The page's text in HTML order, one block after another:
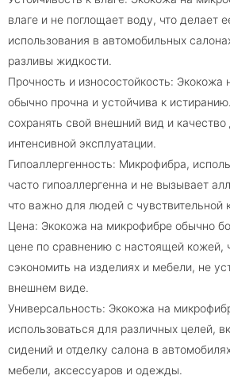
влаге и не поглощает воду, что делает
использования в автомобильных
разливы жидкости.
Прочность и износостойкость: Экокожа
обычно прочна и устойчива к
сохранять свой внешний вид и
интенсивной эксплуатации.
Гипоаллергенность: Микрофибра,
часто гипоаллергенна и не вызывает
что важно для людей с чувствительной
Цена: Экокожа на микрофибре обычно
цене по сравнению с настоящей кожей,
сэкономить на изделиях и мебели, не
внешнем виде.
Универсальность: Экокожа на
использоваться для различных целей,
сидений и отделку салона в
мебели, аксессуаров и одежды.